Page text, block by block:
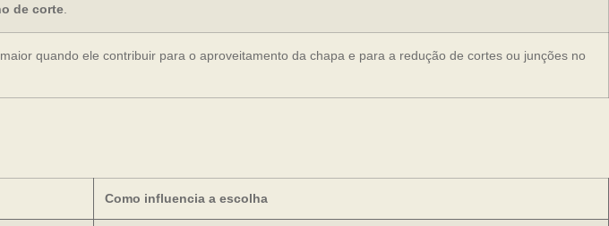
de corte
quando ele contribuir para o aproveitamento da chapa e para a redução de cortes ou junções no
Como influencia a escolha